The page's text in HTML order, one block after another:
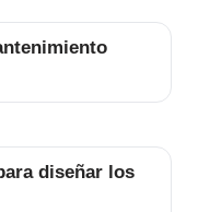
diseñar los